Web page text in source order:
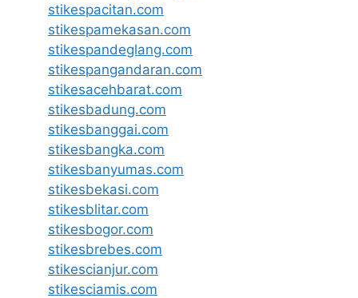
stikespacitan.com
stikespamekasan.com
stikespandeglang.com
stikespangandaran.com
stikesacehbarat.com
stikesbadung.com
stikesbanggai.com
stikesbangka.com
stikesbanyumas.com
stikesbekasi.com
stikesblitar.com
stikesbogor.com
stikesbrebes.com
stikescianjur.com
stikesciamis.com